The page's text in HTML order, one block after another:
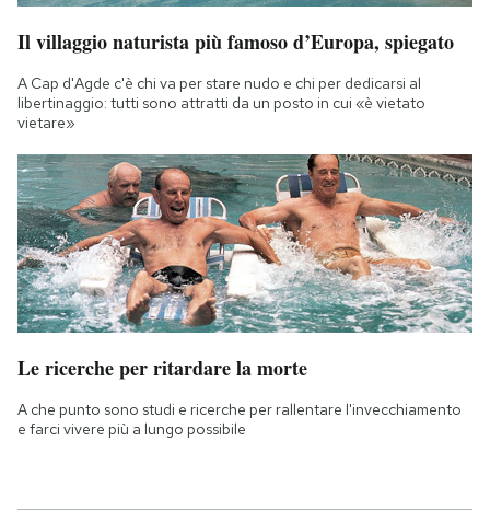
Il villaggio naturista più famoso d’Europa, spiegato
A Cap d'Agde c'è chi va per stare nudo e chi per dedicarsi al
libertinaggio: tutti sono attratti da un posto in cui «è vietato
vietare»
Le ricerche per ritardare la morte
A che punto sono studi e ricerche per rallentare l'invecchiamento
e farci vivere più a lungo possibile